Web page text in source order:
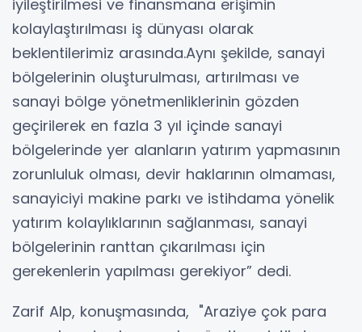
iyileştirilmesi ve finansmana erişimin
kolaylaştırılması iş dünyası olarak
beklentilerimiz arasında.Aynı şekilde, sanayi
bölgelerinin oluşturulması, artırılması ve
sanayi bölge yönetmenliklerinin gözden
geçirilerek en fazla 3 yıl içinde sanayi
bölgelerinde yer alanların yatırım yapmasının
zorunluluk olması, devir haklarının olmaması,
sanayiciyi makine parkı ve istihdama yönelik
yatırım kolaylıklarının sağlanması, sanayi
bölgelerinin ranttan çıkarılması için
gerekenlerin yapılması gerekiyor” dedi.
Zarif Alp, konuşmasında, "Araziye çok para